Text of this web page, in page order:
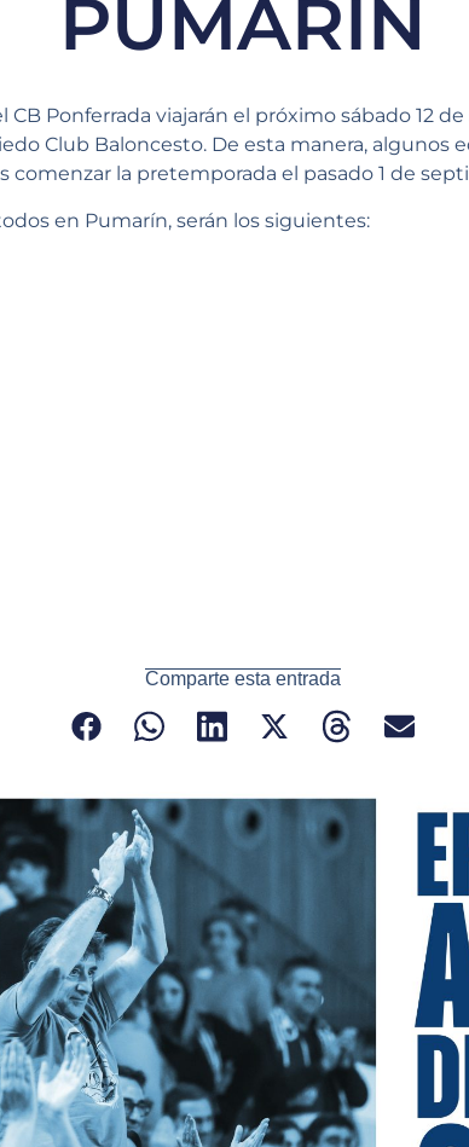
PUMARIN
Ponferrada viajarán el próximo sábado 12
Club Baloncesto. De esta manera, algunos
comenzar la pretemporada el pasado 1 de
en Pumarín, serán los siguientes:
Comparte esta entrada